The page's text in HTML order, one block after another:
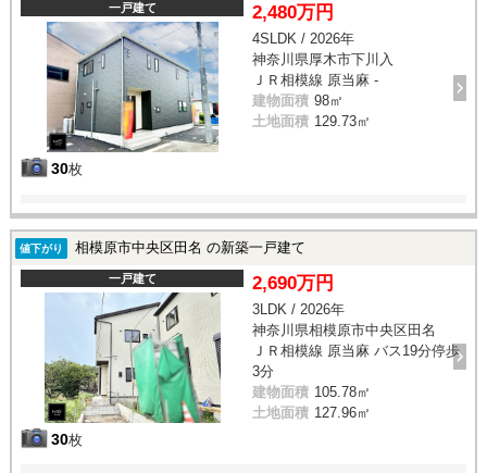
一戸建て
30枚
2,480万円
4SLDK / 2026年
神奈川県厚木市下川入
ＪＲ相模線 原当麻 -
建物面積 98㎡
土地面積 129.73㎡
値下がり 相模原市中央区田名 の新築一戸建て
一戸建て
30枚
2,690万円
3LDK / 2026年
神奈川県相模原市中央区田名
ＪＲ相模線 原当麻 バス19分停歩
3分
建物面積 105.78㎡
土地面積 127.96㎡